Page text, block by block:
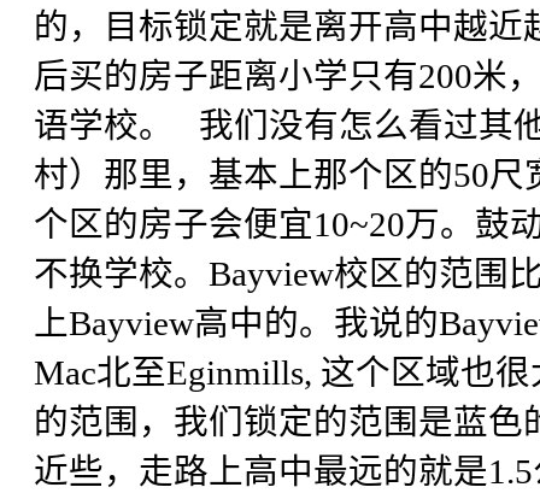
的，目标锁定就是离开高中越
后买的房子距离小学只有200米
语学校。 我们没有怎么看过其
村）那里，基本上那个区的50尺
个区的房子会便宜10~20万。鼓
不换学校。Bayview校区的范围
上Bayview高中的。我说的
Mac北至Eginmills, 这个区域也
的范围，我们锁定的范围是蓝
近些，走路上高中最远的就是